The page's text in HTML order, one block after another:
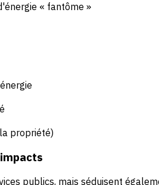
« fantôme »
propriété)
publics, mais séduisent